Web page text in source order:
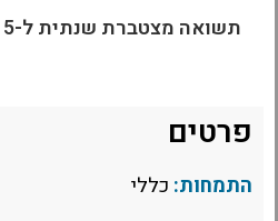
תשואה מצטברת שנתית ל-5 שנים:
פרטים
התמחות: כללי